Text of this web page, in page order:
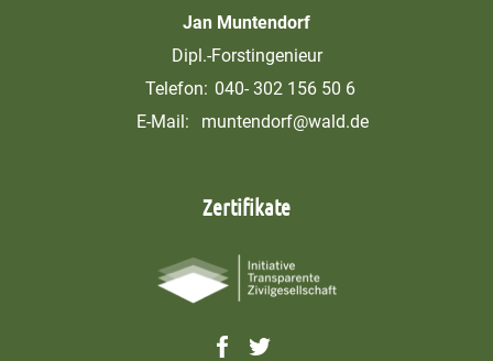
Jan Muntendorf
Dipl.-Forstingenieur
Telefon: 040- 302 156 50 6
E-Mail:
muntendorf@wald.de
Zertifikate